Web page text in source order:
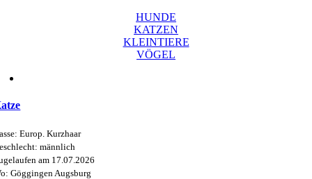
HUNDE
KATZEN
KLEINTIERE
VÖGEL
Europ. Kurzhaar
männlich
am 17.07.2026
Göggingen Augsburg